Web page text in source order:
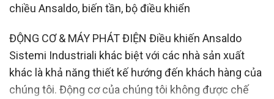
chiều Ansaldo, biến tần, bộ điều khiển
ĐỘNG CƠ & MÁY PHÁT ĐIỆN Điều khiến Ansaldo
Sistemi Industriali khác biệt với các nhà sản xuất
khác là khả năng thiết kế hướng đến khách hàng của
chúng tôi. Động cơ của chúng tôi không được chế